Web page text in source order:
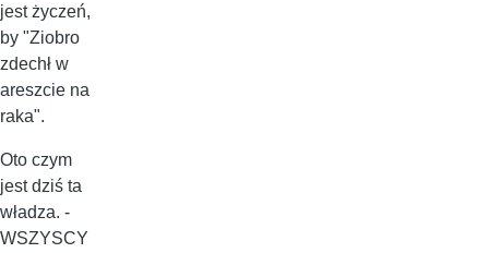
jest życzeń,
by "Ziobro
zdechł w
areszcie na
raka".
Oto czym
jest dziś ta
władza. -
WSZYSCY